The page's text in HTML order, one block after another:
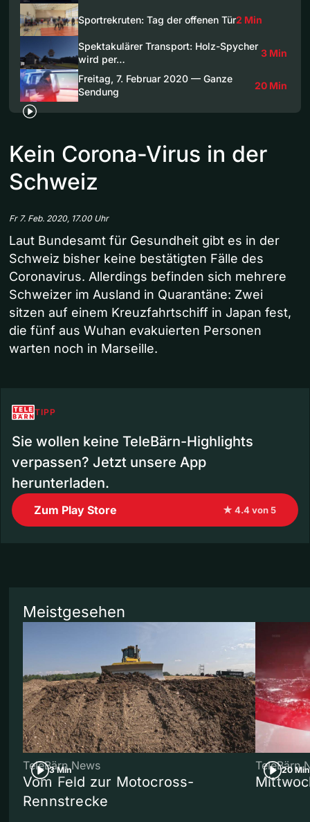
Sportrekruten: Tag der offenen Tür2 Min
Spektakulärer Transport: Holz-Spycher
wird per…
3 Min
Freitag, 7. Februar 2020 — Ganze
Sendung
20 Min
Kein Corona-Virus in der
Schweiz
Fr 7. Feb. 2020, 17.00 Uhr
Laut Bundesamt für Gesundheit gibt es in der
Schweiz bisher keine bestätigten Fälle des
Coronavirus. Allerdings befinden sich mehrere
Schweizer im Ausland in Quarantäne: Zwei
sitzen auf einem Kreuzfahrtschiff in Japan fest,
die fünf aus Wuhan evakuierten Personen
warten noch in Marseille.
TIPP
Sie wollen keine TeleBärn-Highlights
verpassen? Jetzt unsere App
herunterladen.
Zum Play Store ★ 4.4 von 5
Meistgesehen
3 Min
TeleBärn News
Vom Feld zur Motocross-
Rennstrecke
20 Min
TeleBärn